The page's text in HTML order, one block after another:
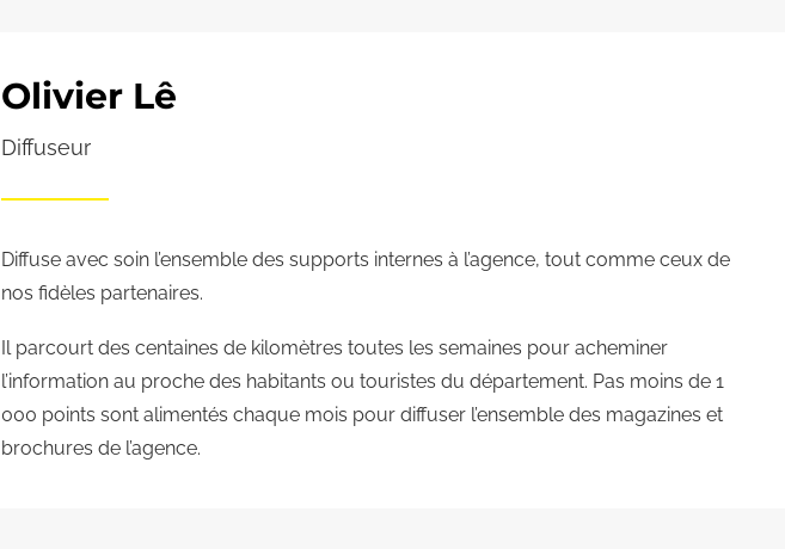
Olivier Lê
Diffuseur
Diffuse avec soin l’ensemble des supports internes à l’agence, tout comme ceux de
nos fidèles partenaires.
Il parcourt des centaines de kilomètres toutes les semaines pour acheminer
l’information au proche des habitants ou touristes du département. Pas moins de 1
000 points sont alimentés chaque mois pour diffuser l’ensemble des magazines et
brochures de l’agence.